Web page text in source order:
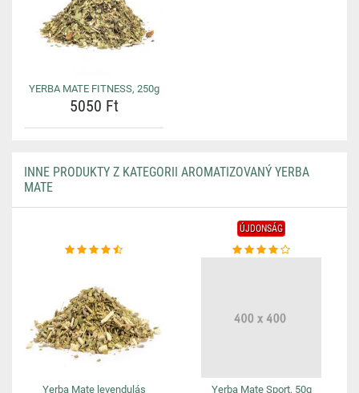
YERBA MATE FITNESS, 250g
5050 Ft
INNE PRODUKTY Z KATEGORII AROMATIZOVANÝ YERBA
MATE
Yerba Mate levendulás
ÚJDONSÁG
Yerba Mate Sport, 50g